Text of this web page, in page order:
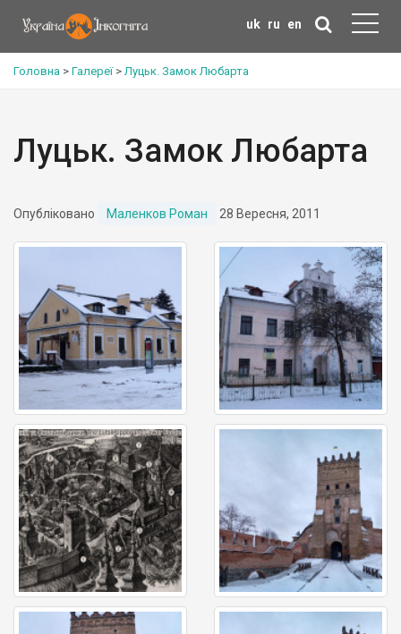
uk ru en
Головна > Галереї>Луцьк. Замок Любарта
Луцьк. Замок Любарта
Опубліковано Маленков Роман 28 Вересня, 2011